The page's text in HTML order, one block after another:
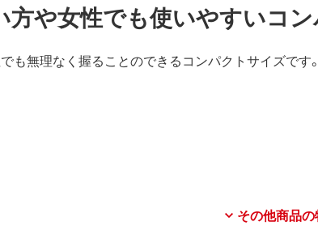
方や女性でも使いやすいコ
も無理なく握ることのできるコンパクトサイズです。
その他商品